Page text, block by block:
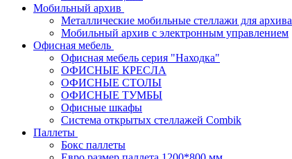
Мобильный архив
Металлические мобильные стеллажи для архива
Мобильный архив с электронным управлением
Офисная мебель
Офисная мебель серия "Находка"
ОФИСНЫЕ КРЕСЛА
ОФИСНЫЕ СТОЛЫ
ОФИСНЫЕ ТУМБЫ
Офисные шкафы
Система открытых стеллажей Combik
Паллеты
Бокс паллеты